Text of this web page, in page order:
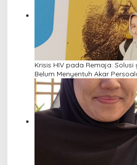
Krisis HIV pada Remaja:
Belum Menyentuh Akar